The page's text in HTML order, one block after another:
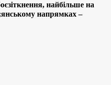
найбільше на
напрямках –